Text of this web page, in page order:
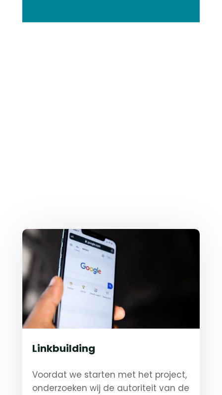
Linkbuilding
Voordat we starten met het project,
onderzoeken wij de autoriteit van de